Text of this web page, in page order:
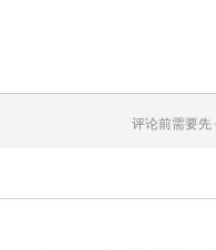
评论前需要先